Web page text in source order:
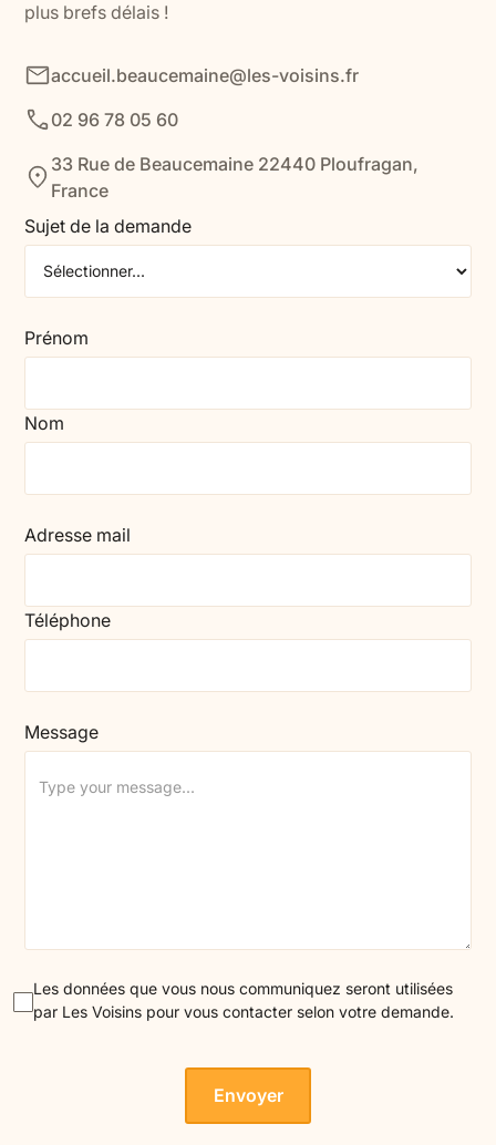
plus brefs délais !
accueil.beaucemaine@les-voisins.fr
02 96 78 05 60
33 Rue de Beaucemaine 22440 Ploufragan,
France
Sujet de la demande
Prénom
Nom
Adresse mail
Téléphone
Message
Les données que vous nous communiquez seront utilisées
par Les Voisins pour vous contacter selon votre demande.